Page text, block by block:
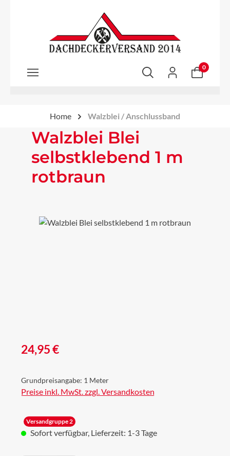
Zum Hauptinhalt springen
0
Home Walzblei / Anschlussband
Walzblei Blei
selbstklebend 1 m
rotbraun
Bildergalerie überspringen
Regulärer Preis:
24,95 €
Grundpreisangabe: 1 Meter
Preise inkl. MwSt. zzgl. Versandkosten
Versandgruppe 2
Sofort verfügbar, Lieferzeit: 1-3 Tage